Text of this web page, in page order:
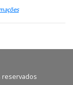
reservados